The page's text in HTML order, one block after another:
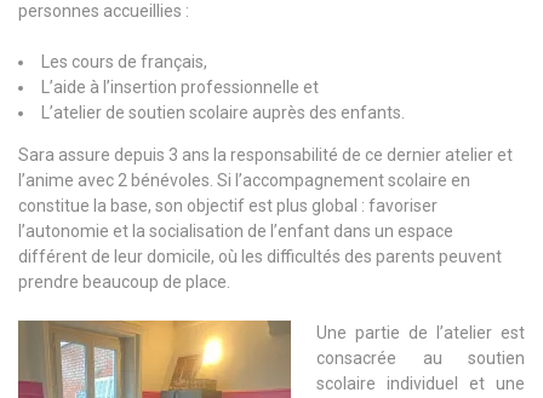
personnes accueillies :
Les cours de français,
L’aide à l’insertion professionnelle et
L’atelier de soutien scolaire auprès des enfants.
Sara assure depuis 3 ans la responsabilité de ce dernier atelier et
l’anime avec 2 bénévoles. Si l’accompagnement scolaire en
constitue la base, son objectif est plus global : favoriser
l’autonomie et la socialisation de l’enfant dans un espace
différent de leur domicile, où les difficultés des parents peuvent
prendre beaucoup de place.
Une partie de l’atelier est
consacrée au soutien
scolaire individuel et une